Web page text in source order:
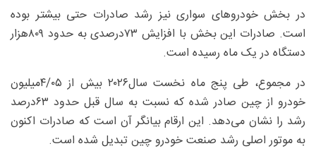
در بخش خودروهای سواری نیز رشد صادرات حتی بیشتر بوده
است. صادرات این بخش با افزایش ۷۳‌درصدی به حدود ۸۰۹‌هزار
دستگاه در یک ماه رسیده است.
در مجموع، طی پنج ماه نخست سال۲۰۲۶ بیش از ۰۵/‏۴میلیون
خودرو از چین صادر شده که نسبت به سال قبل حدود ۶۳‌درصد
رشد را نشان می‌دهد. این ارقام بیانگر آن است که صادرات اکنون
به موتور اصلی رشد صنعت خودرو چین تبدیل شده است.